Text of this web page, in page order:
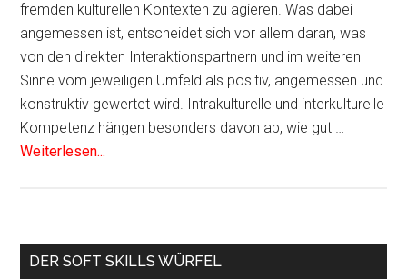
fremden kulturellen Kontexten zu agieren. Was dabei
angemessen ist, entscheidet sich vor allem daran, was
von den direkten Interaktionspartnern und im weiteren
Sinne vom jeweiligen Umfeld als positiv, angemessen und
konstruktiv gewertet wird. Intrakulturelle und interkulturelle
Kompetenz hängen besonders davon ab, wie gut …
Weiterlesen...
Haupt-
DER SOFT SKILLS WÜRFEL